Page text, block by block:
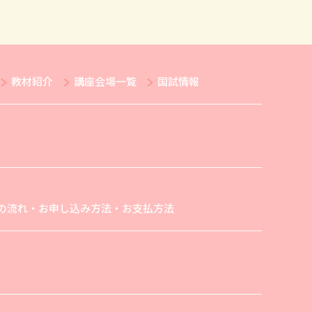
教材紹介 講座会場一覧 国試情報
流れ・お申し込み方法・お支払方法